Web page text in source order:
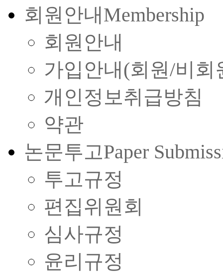
회원안내Membership
회원안내
가입안내(회원/비회
개인정보취급방침
약관
논문투고Paper
투고규정
편집위원회
심사규정
윤리규정